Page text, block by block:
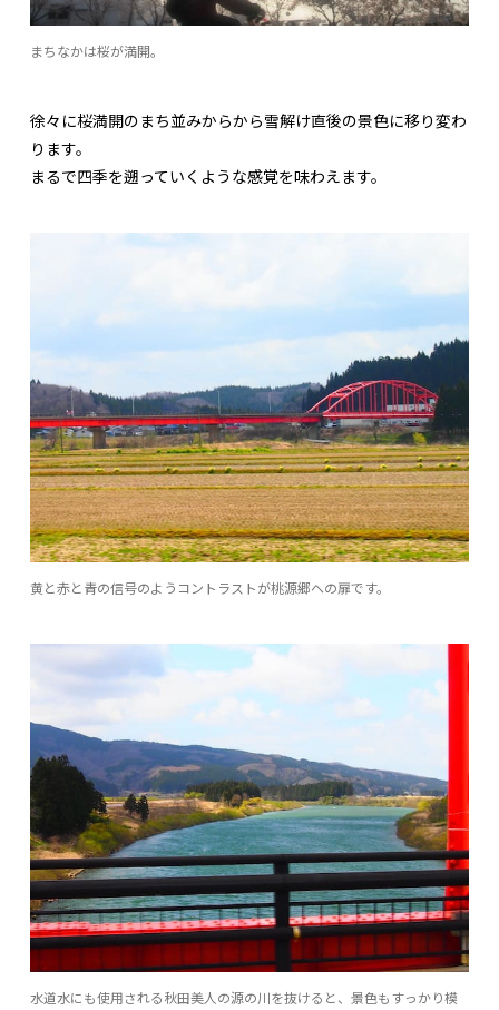
まちなかは桜が満開。
徐々に桜満開のまち並みからから雪解け直後の景色に移り変わ
ります。
まるで四季を遡っていくような感覚を味わえます。
黄と赤と青の信号のようコントラストが桃源郷への扉です。
水道水にも使用される秋田美人の源の川を抜けると、景色もすっかり模